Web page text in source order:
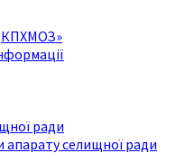
ради
апарату селищної ради